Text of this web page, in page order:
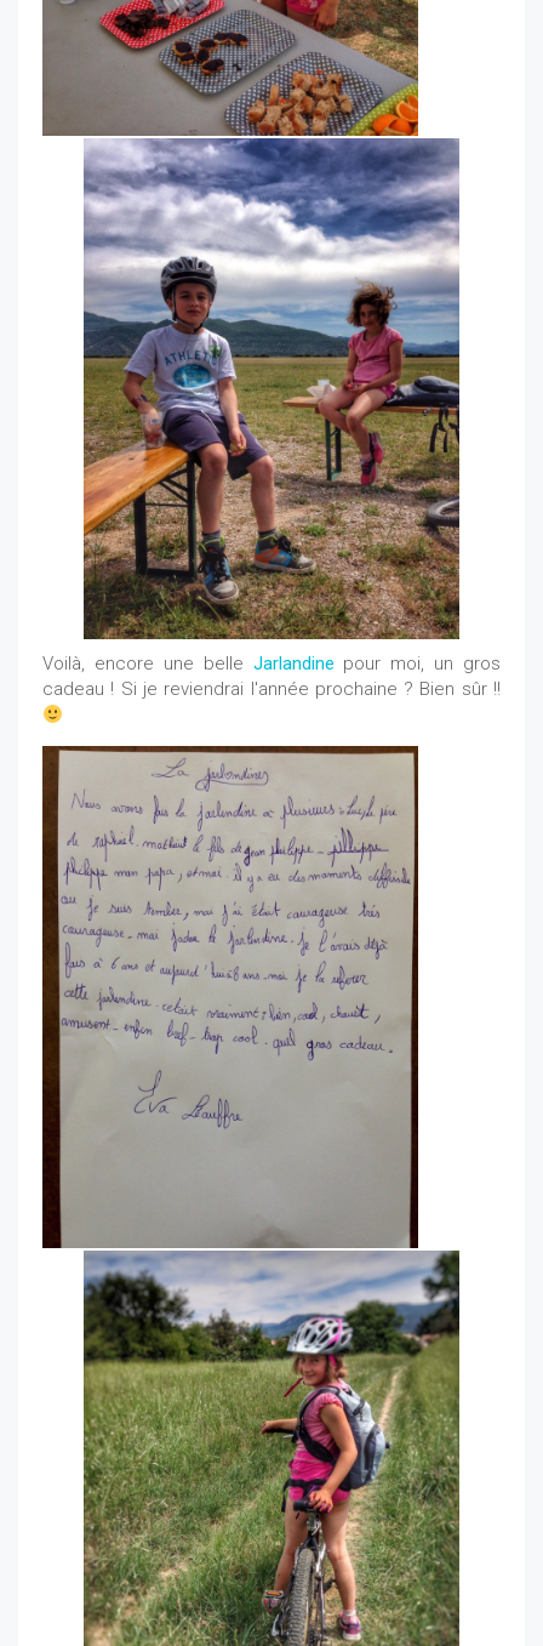
Voilà, encore une belle Jarlandine pour moi, un gros
cadeau ! Si je reviendrai l'année prochaine ? Bien sûr !!